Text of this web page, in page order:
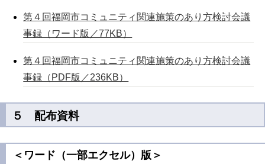
第４回福岡市コミュニティ関連施策のあり方検討会議
事録（ワード版／77KB）
第４回福岡市コミュニティ関連施策のあり方検討会議
事録（PDF版／236KB）
５ 配布資料
＜ワード（一部エクセル）版＞